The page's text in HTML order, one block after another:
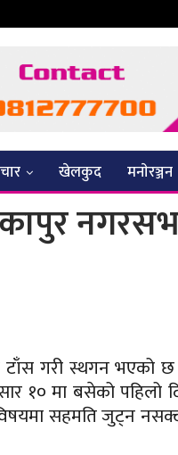
खेलकुद मनाेरञ्जन
टाँस गरी स्थगन भएको
१० मा बसेको पहिलो
सहमति जुट्न